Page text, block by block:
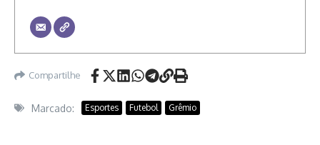
Compartilhe
Marcado: Esportes Futebol Grêmio